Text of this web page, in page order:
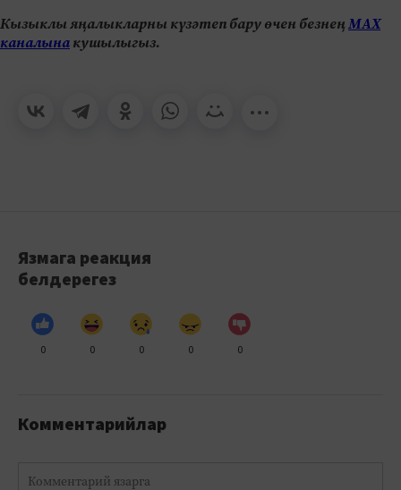
Кызыклы яңалыкларны күзәтеп бару өчен безнеңМАХ
каналынакушылыгыз.
Язмага реакция
белдерегез
0 0 0 0 0
Комментарийлар